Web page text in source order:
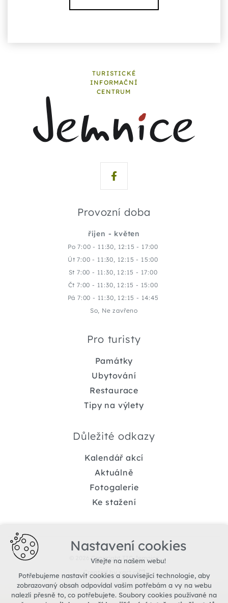
TURISTICKÉ
INFORMAČNÍ
CENTRUM
Provozní doba
říjen - květen
Po 7:00 - 11:30, 12:15 - 17:00
Út 7:00 - 11:30, 12:15 - 15:00
St 7:00 - 11:30, 12:15 - 17:00
Čt 7:00 - 11:30, 12:15 - 15:00
Pá 7:00 - 11:30, 12:15 - 14:45
So, Ne zavřeno
Pro turisty
Památky
Ubytování
Restaurace
Tipy na výlety
Důležité odkazy
Kalendář akcí
Aktuálně
Fotogalerie
Ke stažení
© 2026 Copyright TIC Jemnice
Created by xart.cz
Nastavení cookies
Vítejte na našem webu!
Potřebujeme nastavit cookies a související technologie, aby
zobrazovaný obsah odpovídal vašim potřebám a vy na webu
nalezli přesně to, co potřebujete. Soubory cookies používané na